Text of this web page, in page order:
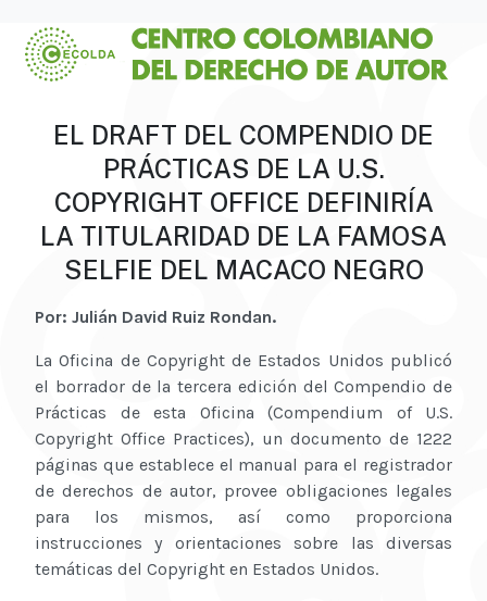
EL DRAFT DEL COMPENDIO DE
PRÁCTICAS DE LA U.S.
COPYRIGHT OFFICE DEFINIRÍA
LA TITULARIDAD DE LA FAMOSA
SELFIE DEL MACACO NEGRO
Por: Julián David Ruiz Rondan.
La Oficina de Copyright de Estados Unidos publicó
el borrador de la tercera edición del Compendio de
Prácticas de esta Oficina (Compendium of U.S.
Copyright Office Practices), un documento de 1222
páginas que establece el manual para el registrador
de derechos de autor, provee obligaciones legales
para los mismos, así como proporciona
instrucciones y orientaciones sobre las diversas
temáticas del Copyright en Estados Unidos.